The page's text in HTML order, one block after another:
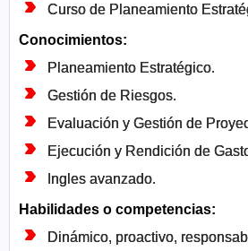
Curso de Planeamiento
Conocimientos:
Planeamiento Estratégico.
Gestión de Riesgos.
Evaluación y Gestión de
Ejecución y Rendición de
Ingles avanzado.
Habilidades o competencias:
Dinámico, proactivo,